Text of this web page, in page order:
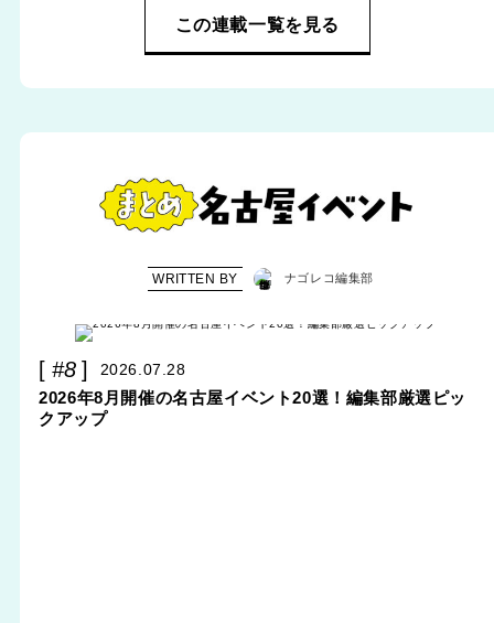
この連載一覧を見る
WRITTEN BY ナゴレコ編集部
#8 2026.07.28
2026年8月開催の名古屋イベント20選！編集部厳選ピッ
クアップ